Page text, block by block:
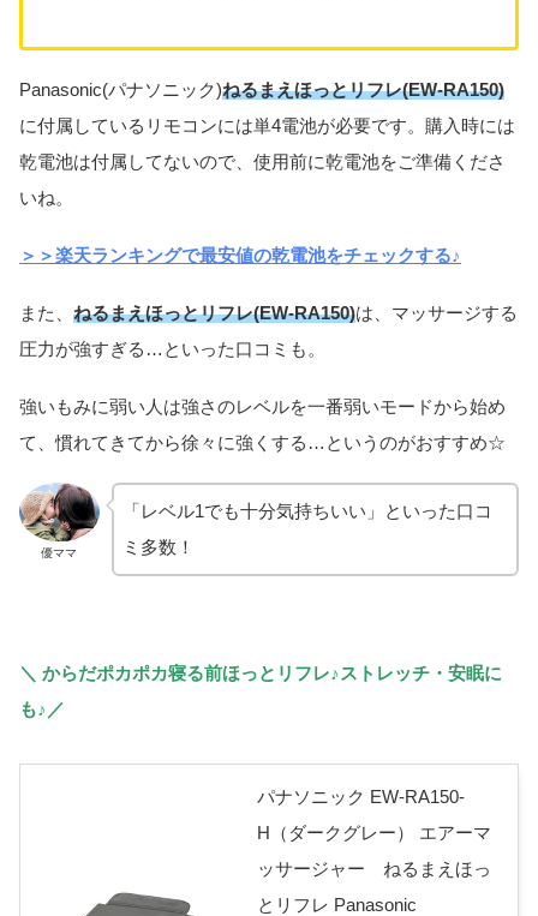
Panasonic(パナソニック)ねるまえほっとリフレ(EW-RA150)
に付属しているリモコンには単4電池が必要です。購入時には
乾電池は付属してないので、使用前に乾電池をご準備くださ
いね。
＞＞楽天ランキングで最安値の乾電池をチェックする♪
また、 ねるまえほっとリフレ(EW-RA150)は、マッサージする
圧力が強すぎる…といった口コミも。
強いもみに弱い人は強さのレベルを一番弱いモードから始め
て、慣れてきてから徐々に強くする…というのがおすすめ☆
優ママ
「レベル1でも十分気持ちいい」といった口コ
ミ多数！
＼ からだポカポカ寝る前ほっとリフレ♪ストレッチ・安眠に
も♪／
パナソニック EW-RA150-
H（ダークグレー） エアーマ
ッサージャー ねるまえほっ
とリフレ Panasonic